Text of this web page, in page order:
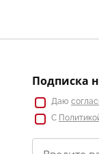
Подписка
Даю
С